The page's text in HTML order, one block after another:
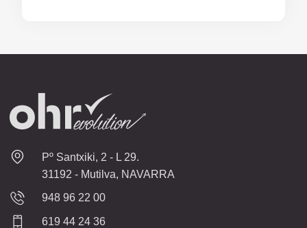
Pº Santxiki, 2 - L 29.
31192 - Mutilva, NAVARRA
948 96 22 00
619 44 24 36